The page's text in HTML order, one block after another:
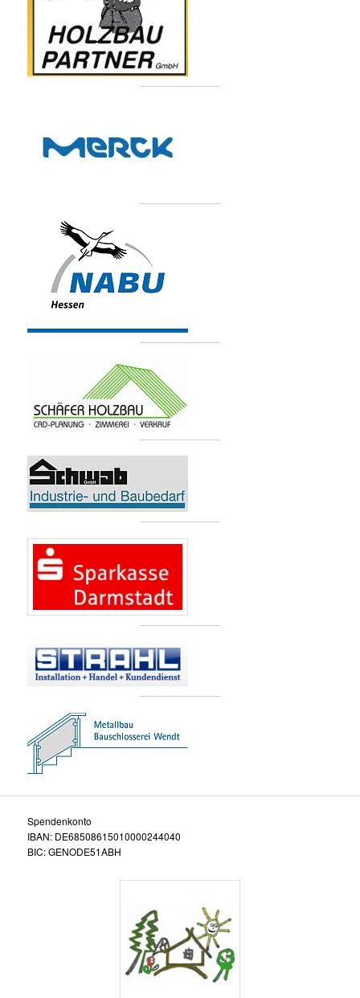
Spendenkonto
IBAN: DE68508615010000244040
BIC: GENODE51ABH